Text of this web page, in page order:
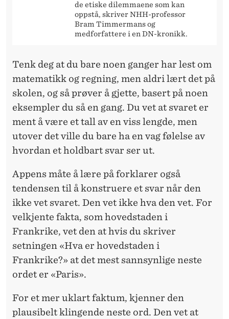
de etiske dilemmaene som kan
oppstå, skriver NHH-professor
Bram Timmermans og
medforfattere i en DN-kronikk.
Tenk deg at du bare noen ganger har lest om
matematikk og regning, men aldri lært det på
skolen, og så prøver å gjette, basert på noen
eksempler du så en gang. Du vet at svaret er
ment å være et tall av en viss lengde, men
utover det ville du bare ha en vag følelse av
hvordan et holdbart svar ser ut.
Appens måte å lære på forklarer også
tendensen til å konstruere et svar når den
ikke vet svaret. Den vet ikke hva den vet. For
velkjente fakta, som hovedstaden i
Frankrike, vet den at hvis du skriver
setningen «Hva er hovedstaden i
Frankrike?» at det mest sannsynlige neste
ordet er «Paris».
For et mer uklart faktum, kjenner den
plausibelt klingende neste ord. Den vet at